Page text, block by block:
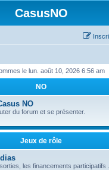
CasusNO
le lun. août 10, 2026 6:56 am
NO
NO
du forum et se présenter.
Jeux de rôle
les financements participatifs ...